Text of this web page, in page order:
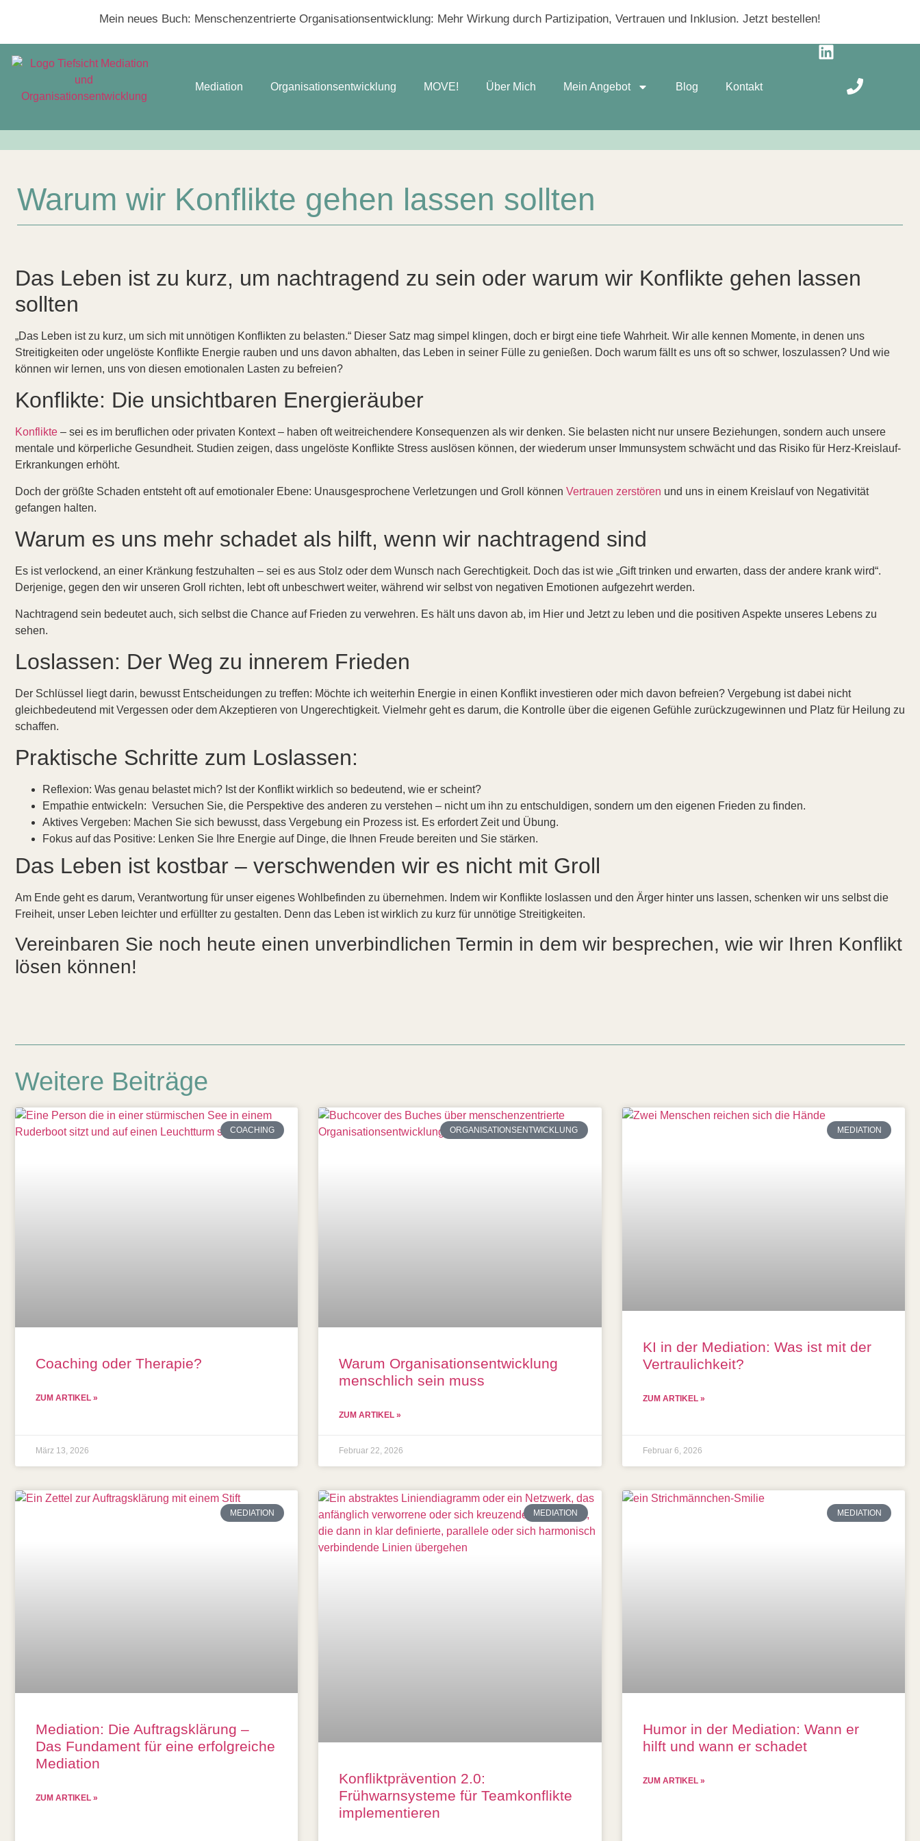
Mein neues Buch: Menschenzentrierte Organisationsentwicklung: Mehr Wirkung durch Partizipation, Vertrauen und Inklusion. Jetzt bestellen!
Mediation Organisationsentwicklung MOVE! Über Mich Mein Angebot Blog Kontakt
Warum wir Konflikte gehen lassen sollten
Das Leben ist zu kurz, um nachtragend zu sein oder warum wir Konflikte gehen lassen
sollten
„Das Leben ist zu kurz, um sich mit unnötigen Konflikten zu belasten.“ Dieser Satz mag simpel klingen, doch er birgt eine tiefe Wahrheit. Wir alle kennen Momente, in denen uns
Streitigkeiten oder ungelöste Konflikte Energie rauben und uns davon abhalten, das Leben in seiner Fülle zu genießen. Doch warum fällt es uns oft so schwer, loszulassen? Und wie
können wir lernen, uns von diesen emotionalen Lasten zu befreien?
Konflikte: Die unsichtbaren Energieräuber
Konflikte – sei es im beruflichen oder privaten Kontext – haben oft weitreichendere Konsequenzen als wir denken. Sie belasten nicht nur unsere Beziehungen, sondern auch unsere
mentale und körperliche Gesundheit. Studien zeigen, dass ungelöste Konflikte Stress auslösen können, der wiederum unser Immunsystem schwächt und das Risiko für Herz-Kreislauf-
Erkrankungen erhöht.
Doch der größte Schaden entsteht oft auf emotionaler Ebene: Unausgesprochene Verletzungen und Groll können Vertrauen zerstören und uns in einem Kreislauf von Negativität
gefangen halten.
Warum es uns mehr schadet als hilft, wenn wir nachtragend sind
Es ist verlockend, an einer Kränkung festzuhalten – sei es aus Stolz oder dem Wunsch nach Gerechtigkeit. Doch das ist wie „Gift trinken und erwarten, dass der andere krank wird“.
Derjenige, gegen den wir unseren Groll richten, lebt oft unbeschwert weiter, während wir selbst von negativen Emotionen aufgezehrt werden.
Nachtragend sein bedeutet auch, sich selbst die Chance auf Frieden zu verwehren. Es hält uns davon ab, im Hier und Jetzt zu leben und die positiven Aspekte unseres Lebens zu
sehen.
Loslassen: Der Weg zu innerem Frieden
Der Schlüssel liegt darin, bewusst Entscheidungen zu treffen: Möchte ich weiterhin Energie in einen Konflikt investieren oder mich davon befreien? Vergebung ist dabei nicht
gleichbedeutend mit Vergessen oder dem Akzeptieren von Ungerechtigkeit. Vielmehr geht es darum, die Kontrolle über die eigenen Gefühle zurückzugewinnen und Platz für Heilung zu
schaffen.
Praktische Schritte zum Loslassen:
Reflexion: Was genau belastet mich? Ist der Konflikt wirklich so bedeutend, wie er scheint?
Empathie entwickeln: Versuchen Sie, die Perspektive des anderen zu verstehen – nicht um ihn zu entschuldigen, sondern um den eigenen Frieden zu finden.
Aktives Vergeben: Machen Sie sich bewusst, dass Vergebung ein Prozess ist. Es erfordert Zeit und Übung.
Fokus auf das Positive: Lenken Sie Ihre Energie auf Dinge, die Ihnen Freude bereiten und Sie stärken.
Das Leben ist kostbar – verschwenden wir es nicht mit Groll
Am Ende geht es darum, Verantwortung für unser eigenes Wohlbefinden zu übernehmen. Indem wir Konflikte loslassen und den Ärger hinter uns lassen, schenken wir uns selbst die
Freiheit, unser Leben leichter und erfüllter zu gestalten. Denn das Leben ist wirklich zu kurz für unnötige Streitigkeiten.
Vereinbaren Sie noch heute einen unverbindlichen Termin in dem wir besprechen, wie wir Ihren Konflikt
lösen können!
Weitere Beiträge
COACHING
Coaching oder Therapie?
ZUM ARTIKEL »
März 13, 2026
ORGANISATIONSENTWICKLUNG
Warum Organisationsentwicklung
menschlich sein muss
ZUM ARTIKEL »
Februar 22, 2026
MEDIATION
KI in der Mediation: Was ist mit der
Vertraulichkeit?
ZUM ARTIKEL »
Februar 6, 2026
MEDIATION
Mediation: Die Auftragsklärung –
Das Fundament für eine erfolgreiche
Mediation
ZUM ARTIKEL »
MEDIATION
Konfliktprävention 2.0:
Frühwarnsysteme für Teamkonflikte
implementieren
MEDIATION
Humor in der Mediation: Wann er
hilft und wann er schadet
ZUM ARTIKEL »